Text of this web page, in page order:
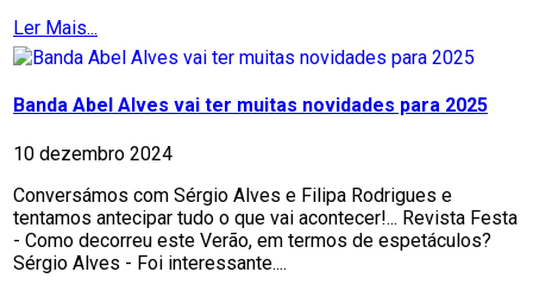
Ler Mais...
Banda Abel Alves vai ter muitas novidades para 2025
10 dezembro 2024
Conversámos com Sérgio Alves e Filipa Rodrigues e
tentamos antecipar tudo o que vai acontecer!... Revista Festa
- Como decorreu este Verão, em termos de espetáculos?
Sérgio Alves - Foi interessante....